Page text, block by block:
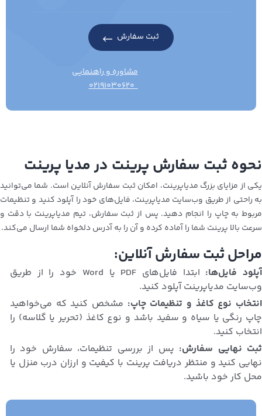
ثبت سفارش
مشاوره و راهنمایی
۰۲۱۹۱۰۳۰۶۲۰
نحوه ثبت سفارش پرینت در مدیا پرینت
یکی از مزایای بزرگ مدیاپرینت، امکان ثبت سفارش آنلاین است. شما می‌توانید
به راحتی از طریق وب‌سایت مدیاپرینت، فایل‌های خود را آپلود کنید و تنظیمات
مربوط به چاپ را انجام دهید. پس از ثبت سفارش، تیم مدیاپرینت با دقت و
سرعت بالا پرینت شما را آماده کرده و آن را به آدرس دلخواه شما ارسال می‌کند.
مراحل ثبت سفارش آنلاین:
آپلود فایل‌ها:
ابتدا فایل‌های PDF یا Word خود را از طریق
وب‌سایت مدیاپرینت آپلود کنید.
انتخاب نوع کاغذ و تنظیمات چاپ: مشخص کنید که می‌خواهید
چاپ رنگی یا سیاه و سفید باشد و نوع کاغذ (تحریر یا گلاسه) را
انتخاب کنید.
ثبت نهایی سفارش: پس از بررسی تنظیمات، سفارش خود را
نهایی کنید و منتظر دریافت پرینت با کیفیت و ارزان درب منزل یا
محل کار خود باشید.